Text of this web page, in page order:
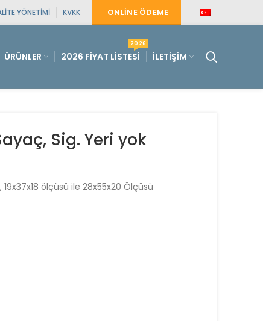
YÖNETIMI KVKK ONLINE ÖDEME
ÜRÜNLER 2026 FIYAT LISTESI
2026
İLETIŞIM
Sig. Yeri yok
ölçüsü ile 28x55x20 Ölçüsü